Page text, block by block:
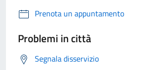
Prenota un appuntamento
Problemi in città
Segnala disservizio